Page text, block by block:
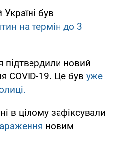
був
на термін до 3
підтвердили новий
COVID-19. Це був уже
в цілому зафіксували
новим